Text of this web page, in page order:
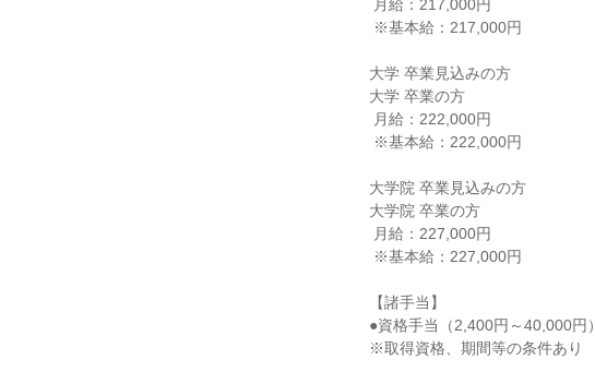
大学 卒業見込みの方
大学 卒業の方
大学院 卒業見込みの方
大学院 卒業の方
【諸手当】
●資格手当（2,400円～40,000円）
※取得資格、期間等の条件あり